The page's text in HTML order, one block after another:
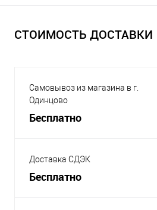
СТОИМОСТЬ ДОСТАВКИ
Самовывоз из магазина в г.
Одинцово
Бесплатно
Доставка СДЭК
Бесплатно